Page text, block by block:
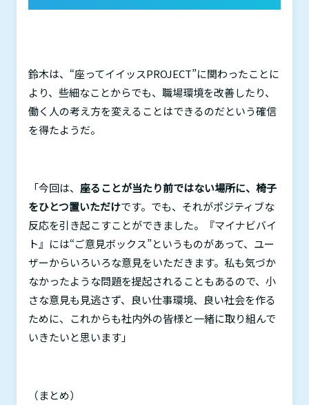
鈴木は、“座ってイイッスPROJECT”に関わったことに
より、些細なことからでも、職場環境を改善したり、
働く人の考え方を変えることはできるのだという確信
を得たようだ。
「今回は、 座ることが当たり前ではない場所に、椅子
をひとつ置いただけです。でも、それがポジティブな
反応を引き起こすことができました。『マイナビバイ
ト』には“ご意見ボックス”というものがあって、ユー
ザーからいろいろな意見をいただきます。私も気づか
なかったような問題を提起されることもあるので、小
さな意見も見逃さず、良い仕事環境、良い社会を作る
ために、これからも社内外の皆様と一緒に取り組んで
いきたいと思います」
（まとめ）